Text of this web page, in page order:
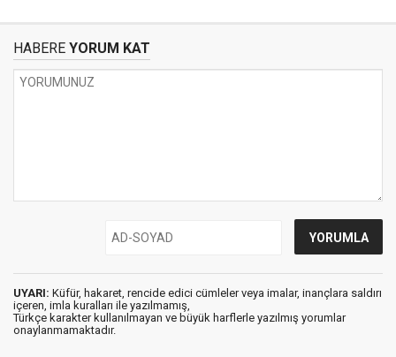
HABERE YORUM KAT
UYARI: Küfür, hakaret, rencide edici cümleler veya imalar, inançlara saldırı
içeren, imla kuralları ile yazılmamış,
Türkçe karakter kullanılmayan ve büyük harflerle yazılmış yorumlar
onaylanmamaktadır.